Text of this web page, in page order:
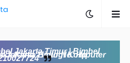
Jakarta Timur | Bimbel
Komputer Bahasa Inggris Jakarta Timur No. Hp: